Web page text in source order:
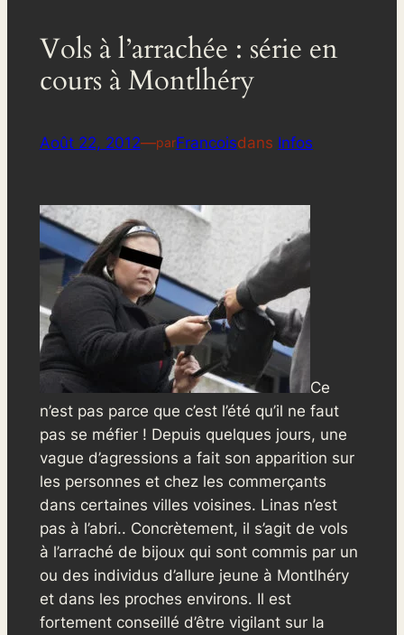
Vols à l’arrachée : série en
cours à Montlhéry
Août 22, 2012—parFrancoisdans Infos
Ce
n’est pas parce que c’est l’été qu’il ne faut
pas se méfier ! Depuis quelques jours, une
vague d’agressions a fait son apparition sur
les personnes et chez les commerçants
dans certaines villes voisines. Linas n’est
pas à l’abri.. Concrètement, il s’agit de vols
à l’arraché de bijoux qui sont commis par un
ou des individus d’allure jeune à Montlhéry
et dans les proches environs. Il est
fortement conseillé d’être vigilant sur la